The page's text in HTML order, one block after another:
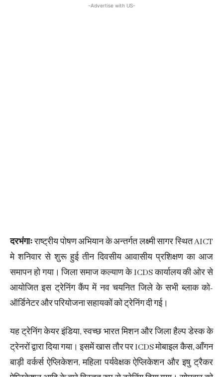
-Advertise with US-
दरभंगाःराष्ट्रीय पोषण अभियान के अन्तर्गत लक्ष्मी सागर स्थित AICT
मे शनिवार से शुरू हुई तीन दिवसीय आवासीय प्रशिक्षण का आज
समापन हो गया। जिला समाज कल्याण के ICDS कार्यालय की ओर से
आयोजित इस ट्रेनिंग कैंप में नव चयनित जिले के सभी ब्लाक को-
ऑर्डिनेटर और परियोजना सहायकों को ट्रेनिंग दी गई।
यह ट्रेनिंग केयर इंडिया, स्वच्छ भारत मिशन और जिला हैल्प डेस्क के
ट्रेनरों द्वारा दिया गया। इसमें खास तौर पर ICDS मोबाइल कैस, आँगन
बाड़ी वर्कर्स ऐप्लिकेशन, महिला पर्यवेक्षक ऐप्लिकेशन और इषु ट्रैकर